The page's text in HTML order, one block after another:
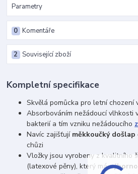
Parametry
Komentáře
0
Související zboží
2
Kompletní specifikace
Skvělá pomůcka pro letní chození
Absorbováním nežádoucí vlhkosti
bakterií a tím vzniku nežádoucího
Navíc zajišťují měkkoučký došlap
chůzi
Vložky jsou vyrobeny z kvalitního
(latexové pěny), který má